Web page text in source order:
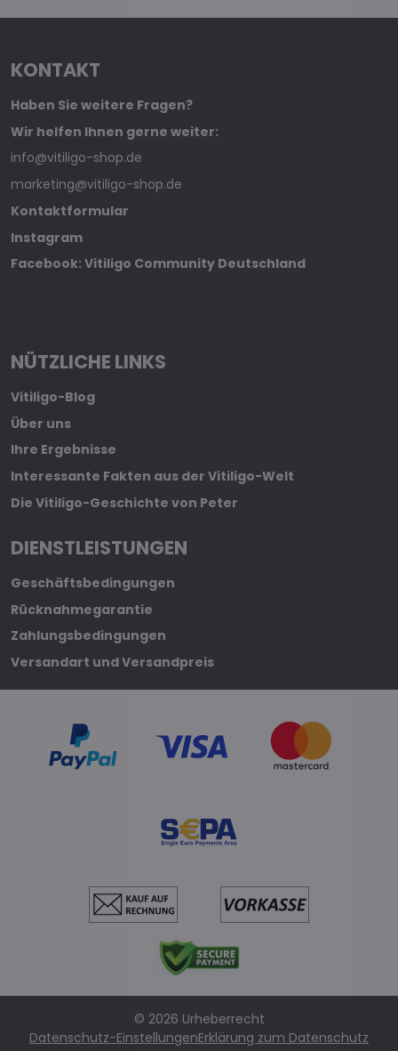
KONTAKT
Haben Sie weitere Fragen?
Wir helfen Ihnen gerne weiter:
info@vitiligo-shop.de
marketing@vitiligo-shop.de
Kontaktformular
Instagram
Facebook: Vitiligo Community Deutschland
NÜTZLICHE LINKS
Vitiligo-Blog
Über uns
Ihre Ergebnisse
Interessante Fakten aus der Vitiligo-Welt
Die Vitiligo-Geschichte von Peter
DIENSTLEISTUNGEN
Geschäftsbedingungen
Rücknahmegarantie
Zahlungsbedingungen
Versandart und Versandpreis
© 2026 Urheberrecht
Datenschutz-EinstellungenErklärung zum Datenschutz